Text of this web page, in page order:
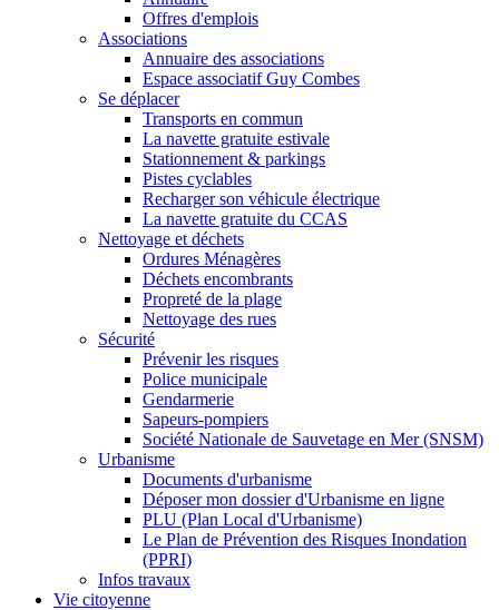
Offres d'emplois
Associations
Annuaire des associations
Espace associatif Guy Combes
Se déplacer
Transports en commun
La navette gratuite estivale
Stationnement & parkings
Pistes cyclables
Recharger son véhicule électrique
La navette gratuite du CCAS
Nettoyage et déchets
Ordures Ménagères
Déchets encombrants
Propreté de la plage
Nettoyage des rues
Sécurité
Prévenir les risques
Police municipale
Gendarmerie
Sapeurs-pompiers
Société Nationale de Sauvetage en Mer (SNSM)
Urbanisme
Documents d'urbanisme
Déposer mon dossier d'Urbanisme en ligne
PLU (Plan Local d'Urbanisme)
Le Plan de Prévention des Risques Inondation
(PPRI)
Infos travaux
Vie citoyenne